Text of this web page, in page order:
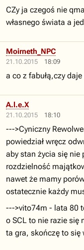
CZy ja czegoś nie
własnego świata a
21.10.2015 18:09
Moirneth_NPC
a co z fabułą,czy daje
21.10.2015 18:10
A.l.e.X
--->Cyniczny
powiedział wręcz
aby stan życia się nie
rozdzielność
nawet że mamy
ostatecznie każdy
--->vito74m - lata 80
o SCL to nie razie się
ta gra, skończę to się